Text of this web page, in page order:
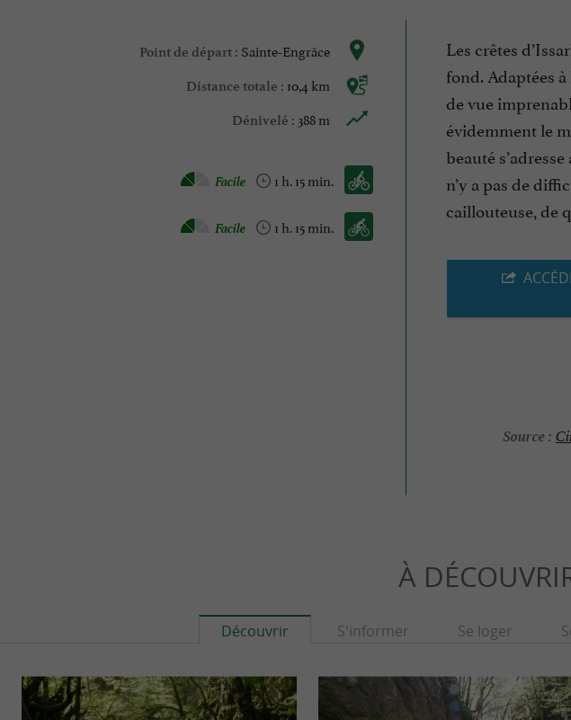
Point de départ : Sainte-Engrâce
Distance totale : 10,4 km
Dénivelé : 388 m
Vélo vtc :
1 h. 15 min.
Facile
Vélo / route :
1 h. 15 min.
Facile
Les crêtes
fond. Adaptées
de vue
évidemment le
beauté
n’y a pas de
caillouteuse, de
Source :
À
Découvrir S'informer Se loger